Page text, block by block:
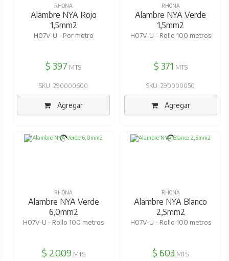
RHONA
Alambre NYA Rojo
1,5mm2
H07V-U - Por metro
$ 397 MTS
SKU: 290000600
Agregar
RHONA
Alambre NYA Verde
1,5mm2
H07V-U - Rollo 100 metros
$ 371 MTS
SKU: 290000050
Agregar
RHONA
Alambre NYA Verde
6,0mm2
H07V-U - Rollo 100 metros
$ 2.009 MTS
RHONA
Alambre NYA Blanco
2,5mm2
H07V-U - Rollo 100 metros
$ 603 MTS